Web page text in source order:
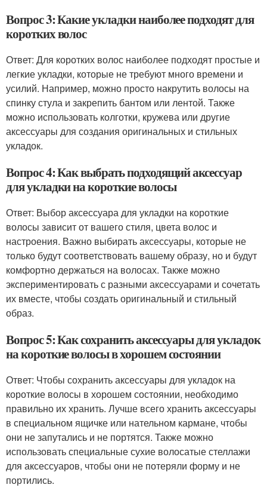
Вопрос 3: Какие укладки наиболее подходят для
коротких волос
Ответ: Для коротких волос наиболее подходят простые и
легкие укладки, которые не требуют много времени и
усилий. Например, можно просто накрутить волосы на
спинку стула и закрепить бантом или лентой. Также
можно использовать колготки, кружева или другие
аксессуары для создания оригинальных и стильных
укладок.
Вопрос 4: Как выбрать подходящий аксессуар
для укладки на короткие волосы
Ответ: Выбор аксессуара для укладки на короткие
волосы зависит от вашего стиля, цвета волос и
настроения. Важно выбирать аксессуары, которые не
только будут соответствовать вашему образу, но и будут
комфортно держаться на волосах. Также можно
экспериментировать с разными аксессуарами и сочетать
их вместе, чтобы создать оригинальный и стильный
образ.
Вопрос 5: Как сохранить аксессуары для укладок
на короткие волосы в хорошем состоянии
Ответ: Чтобы сохранить аксессуары для укладок на
короткие волосы в хорошем состоянии, необходимо
правильно их хранить. Лучше всего хранить аксессуары
в специальном ящичке или нательном кармане, чтобы
они не запутались и не портятся. Также можно
использовать специальные сухие волосатые стеллажи
для аксессуаров, чтобы они не потеряли форму и не
портились.